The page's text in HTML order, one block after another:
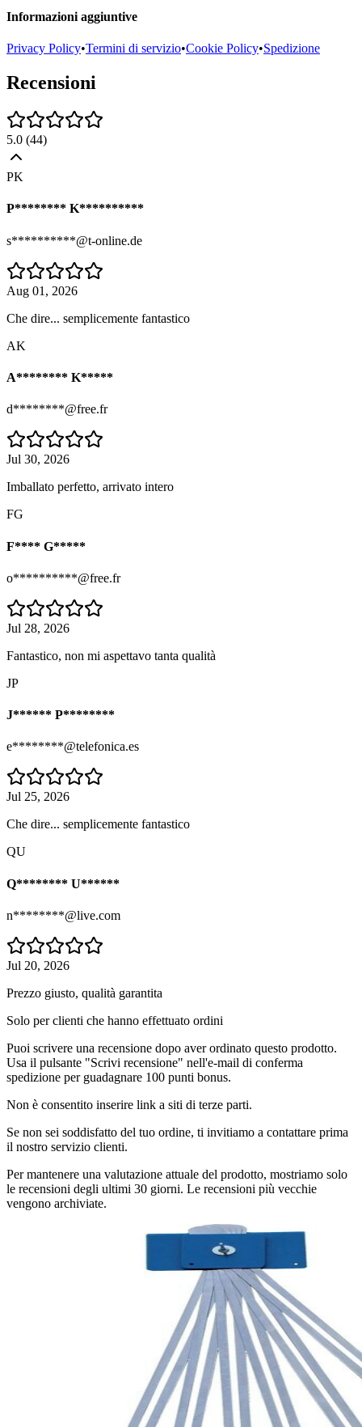
Informazioni aggiuntive
Privacy Policy•Termini di servizio•Cookie Policy•Spedizione
Recensioni
5.0 (44)
PK
P******** K**********
s**********@t-online.de
Aug 01, 2026
Che dire... semplicemente fantastico
AK
A******** K*****
d********@free.fr
Jul 30, 2026
Imballato perfetto, arrivato intero
FG
F**** G*****
o**********@free.fr
Jul 28, 2026
Fantastico, non mi aspettavo tanta qualità
JP
J****** P********
e********@telefonica.es
Jul 25, 2026
Che dire... semplicemente fantastico
QU
Q******** U******
n********@live.com
Jul 20, 2026
Prezzo giusto, qualità garantita
Solo per clienti che hanno effettuato ordini
Puoi scrivere una recensione dopo aver ordinato questo prodotto.
Usa il pulsante "Scrivi recensione" nell'e-mail di conferma
spedizione per guadagnare 100 punti bonus.
Non è consentito inserire link a siti di terze parti.
Se non sei soddisfatto del tuo ordine, ti invitiamo a contattare prima
il nostro servizio clienti.
Per mantenere una valutazione attuale del prodotto, mostriamo solo
le recensioni degli ultimi 30 giorni. Le recensioni più vecchie
vengono archiviate.